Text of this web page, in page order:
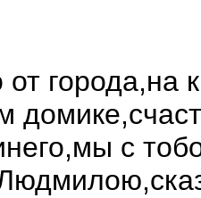
города,на
с